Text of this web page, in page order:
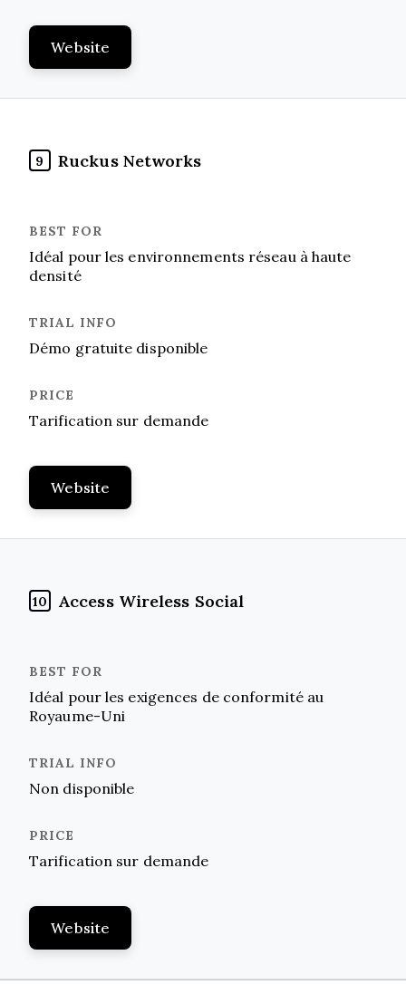
Website
9 Ruckus Networks
Idéal pour les environnements réseau à haute
densité
Démo gratuite disponible
Tarification sur demande
Website
10 Access Wireless Social
Idéal pour les exigences de conformité au
Royaume-Uni
Non disponible
Tarification sur demande
Website